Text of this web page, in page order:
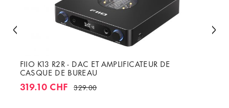
FIIO K13 R2R - DAC ET AMPLIFICATEUR DE
CASQUE DE BUREAU
319.10 CHF 329.00